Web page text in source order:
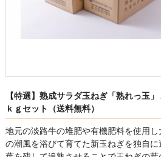
【特選】熟成サラダ玉ねぎ「熟れっ玉
ｋｇセット（送料無料）
地元の淡路牛の堆肥や有機肥料を使用
の潮風を浴びて育てた新玉ねぎを独自に